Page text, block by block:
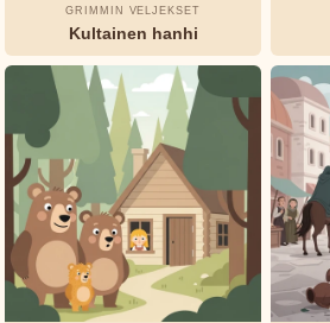
Marie
Leprince
de
Beaumont
L.
Frank
Baum
Munro
Leaf
GRIMMIN VELJEKSET
Kultainen hanhi